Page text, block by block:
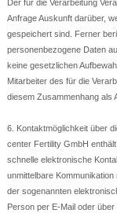
Der für die Verarbeitung
Anfrage Auskunft darüber,
gespeichert sind. Ferner
personenbezogene Daten
keine gesetzlichen
Mitarbeiter des für die
diesem Zusammenhang als
6. Kontaktmöglichkeit über
center Fertility GmbH
schnelle elektronische
unmittelbare
der sogenannten
Person per E-Mail oder